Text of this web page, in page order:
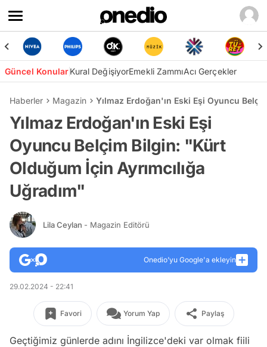
Güncel KonularKural DeğişiyorEmekli ZammıAcı Gerçekler
Haberler Magazin Yılmaz Erdoğan'ın Eski Eşi Oyuncu
Yılmaz Erdoğan'ın Eski Eşi
Oyuncu Belçim Bilgin: "Kürt
Olduğum İçin Ayrımcılığa
Uğradım"
Lila Ceylan - Magazin Editörü
Onedio’yu Google'a ekleyin
29.02.2024 - 22:41
Favori Yorum Yap Paylaş
Geçtiğimiz günlerde adını İngilizce'deki var olmak fiili